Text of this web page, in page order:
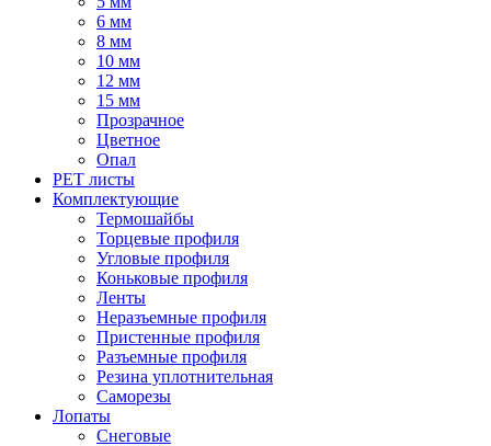
6 мм
8 мм
10 мм
12 мм
15 мм
Прозрачное
Цветное
Опал
PET листы
Комплектующие
Термошайбы
Торцевые профиля
Угловые профиля
Коньковые профиля
Ленты
Неразъемные профиля
Пристенные профиля
Разъемные профиля
Резина уплотнительная
Саморезы
Лопаты
Снеговые